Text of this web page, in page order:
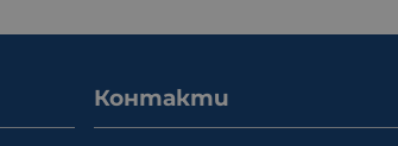
Контакти